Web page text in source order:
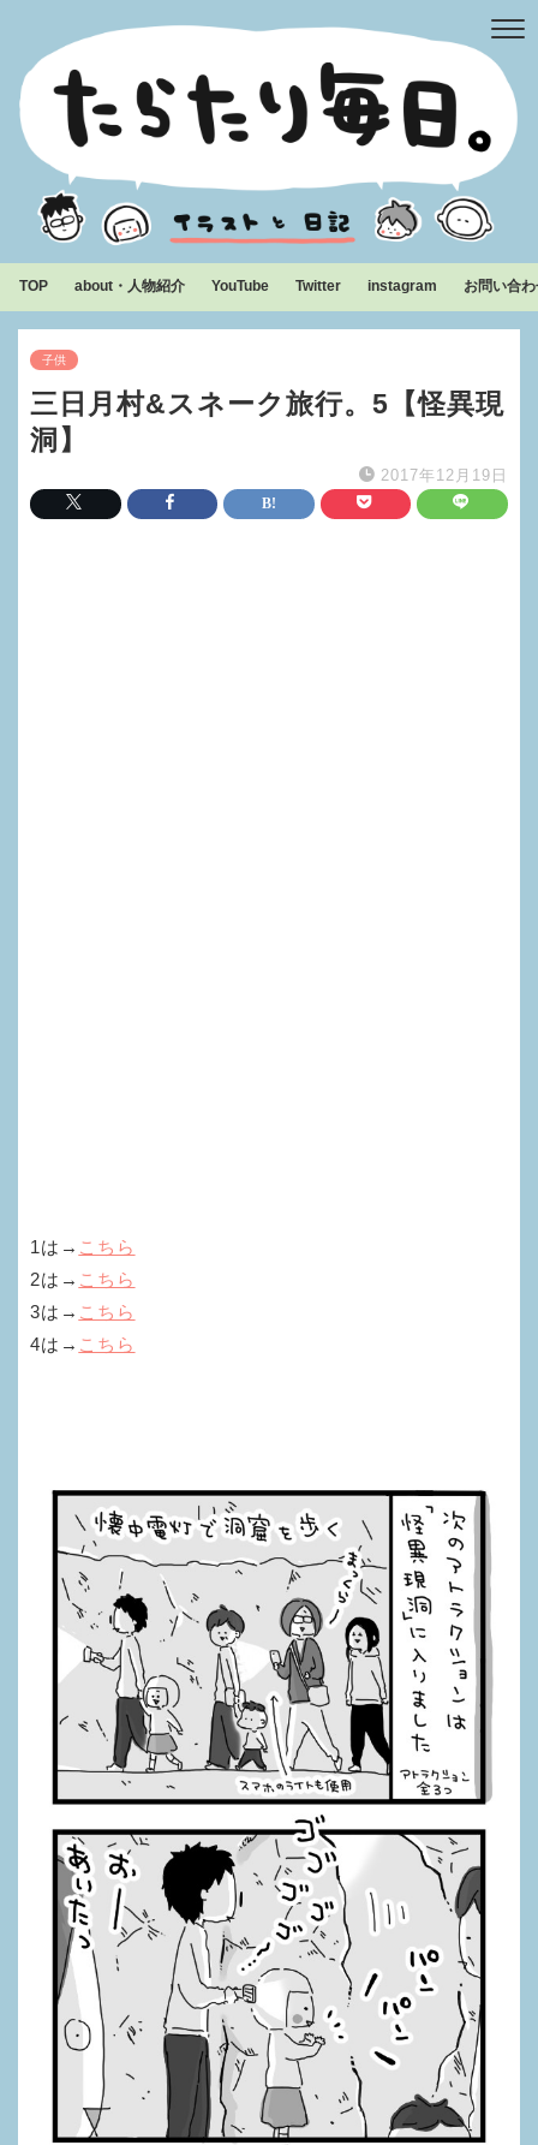
TOP about・人物紹介 YouTube Twitter instagram お問い合
子供
三日月村&スネーク旅行。5【怪異現
洞】
2017年12月19日
1は→ こちら
2は→ こちら
3は→ こちら
4は→ こちら